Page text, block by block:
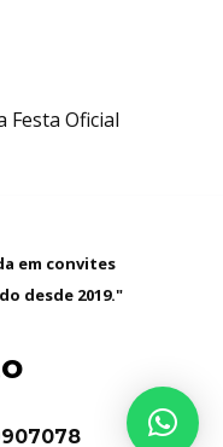
Festa Oficial
em convites
desde 2019."